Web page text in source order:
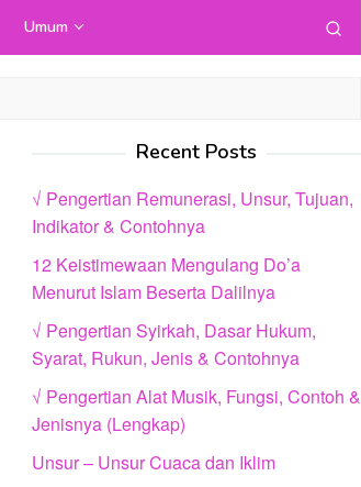
Umum
Recent Posts
√ Pengertian Remunerasi, Unsur, Tujuan,
Indikator & Contohnya
12 Keistimewaan Mengulang Do’a
Menurut Islam Beserta Dalilnya
√ Pengertian Syirkah, Dasar Hukum,
Syarat, Rukun, Jenis & Contohnya
√ Pengertian Alat Musik, Fungsi, Contoh &
Jenisnya (Lengkap)
Unsur – Unsur Cuaca dan Iklim